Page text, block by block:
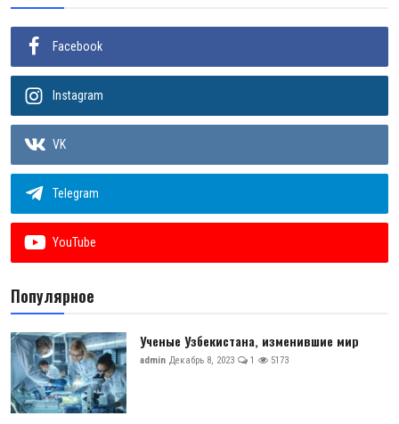
Facebook
Instagram
VK
Telegram
YouTube
Популярное
Ученые Узбекистана, изменившие мир
admin Декабрь 8, 2023 1 5173